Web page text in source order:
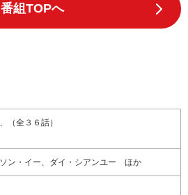
番組TOPへ
（全３６話）
ン・イー、ダイ・シアンユー ほか